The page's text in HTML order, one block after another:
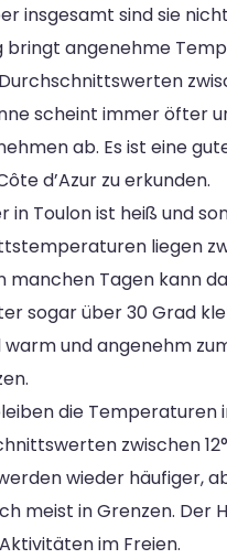
insgesamt sind sie
bringt angenehme
scheint immer öfter
ab. Es ist eine
d’Azur zu erkunden.
in Toulon ist heiß und
liegen
manchen Tagen kann
sogar über 30 Grad
warm und angenehm
die Temperaturen
zwischen
wieder häufiger,
meist in Grenzen. Der
im Freien.